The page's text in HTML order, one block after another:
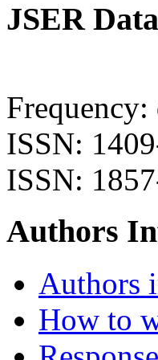
JSER Data
ISSN:
ISSN:
Authors
Authors
How to